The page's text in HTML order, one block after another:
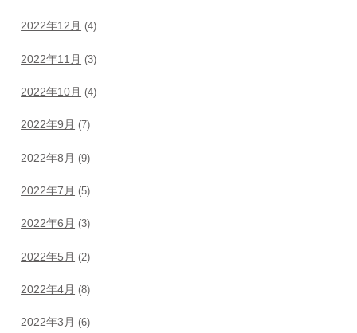
2022年12月 (4)
2022年11月 (3)
2022年10月 (4)
2022年9月 (7)
2022年8月 (9)
2022年7月 (5)
2022年6月 (3)
2022年5月 (2)
2022年4月 (8)
2022年3月 (6)